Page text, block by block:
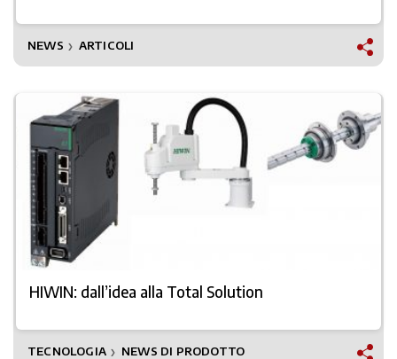
NEWS ❯ ARTICOLI
HIWIN: dall’idea alla Total Solution
TECNOLOGIA ❯ NEWS DI PRODOTTO